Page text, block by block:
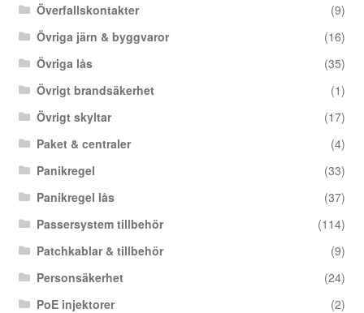
Överfallskontakter
(9)
Övriga järn & byggvaror
(16)
Övriga lås
(35)
Övrigt brandsäkerhet
(1)
Övrigt skyltar
(17)
Paket & centraler
(4)
Panikregel
(33)
Panikregel lås
(37)
Passersystem tillbehör
(114)
Patchkablar & tillbehör
(9)
Personsäkerhet
(24)
PoE injektorer
(2)